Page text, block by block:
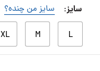
سایز:
L
M
XL
سایز من چنده؟